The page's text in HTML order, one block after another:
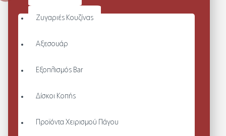
Ζυγαριές Κουζίνας
Αξεσουάρ
Εξοπλισμός Bar
Δίσκοι Κοπής
Προϊόντα Χειρισμού Πάγου